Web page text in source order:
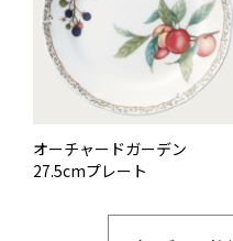
オーチャードガーデン
27.5cmプレート